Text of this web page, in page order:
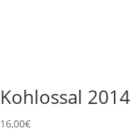
Kohlossal 2014
16,00€